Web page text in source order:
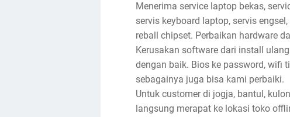
Menerima service laptop bekas,
servis keyboard laptop, servis
reball chipset. Perbaikan hardware
Kerusakan software dari install
dengan baik. Bios ke password, wifi
sebagainya juga bisa kami perbaiki.
Untuk customer di jogja, bantul,
langsung merapat ke lokasi toko